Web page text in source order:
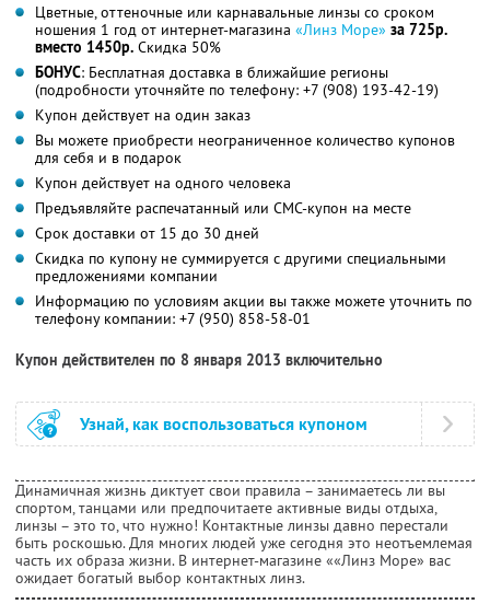
Цветные, оттеночные или карнавальные линзы со сроком
ношения 1 год от интернет-магазина «Линз Море» за 725р.
вместо 1450р. Скидка 50%
БОНУС: Бесплатная доставка в ближайшие регионы
(подробности уточняйте по телефону: +7 (908) 193-42-19)
Купон действует на один заказ
Вы можете приобрести неограниченное количество купонов
для себя и в подарок
Купон действует на одного человека
Предъявляйте распечатанный или СМС-купон на месте
Срок доставки от 15 до 30 дней
Скидка по купону не суммируется с другими специальными
предложениями компании
Информацию по условиям акции вы также можете уточнить по
телефону компании: +7 (950) 858-58-01
Купон действителен по 8 января 2013 включительно
Узнай, как воспользоваться купоном
Динамичная жизнь диктует свои правила – занимаетесь ли вы
спортом, танцами или предпочитаете активные виды отдыха,
линзы – это то, что нужно! Контактные линзы давно перестали
быть роскошью. Для многих людей уже сегодня это неотъемлемая
часть их образа жизни. В интернет-магазине ««Линз Море» вас
ожидает богатый выбор контактных линз.